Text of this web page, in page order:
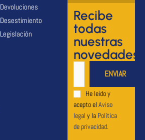
Devoluciones
Desestimiento
Legislación
Recibe
todas
nuestras
novedades
He leido y
acepto el Aviso
legal y la Política
de privacidad.